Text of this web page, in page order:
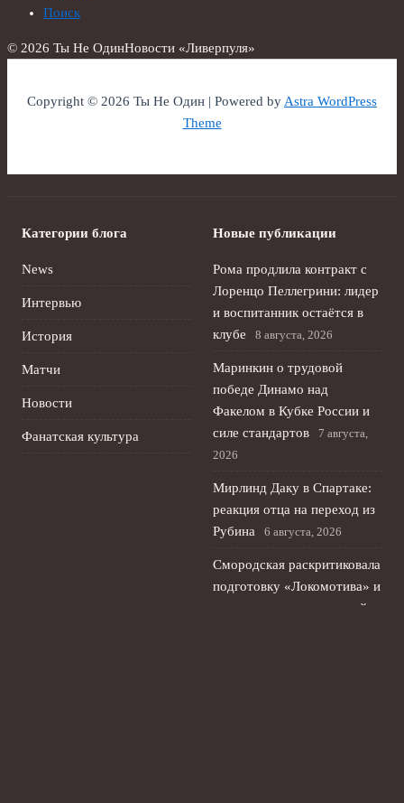
Поиск
© 2026 Ты Не ОдинНовости «Ливерпуля»
Copyright © 2026 Ты Не Один | Powered byAstra WordPress
Theme
Категории блога
News
Интервью
История
Матчи
Новости
Фанатская культура
Новые публикации
Рома продлила контракт с
Лоренцо Пеллегрини: лидер
и воспитанник остаётся в
клубе
8 августа, 2026
Маринкин о трудовой
победе Динамо над
Факелом в Кубке России и
силе стандартов
7 августа,
2026
Мирлинд Даку в Спартаке:
реакция отца на переход из
Рубина
6 августа, 2026
Смородская раскритиковала
подготовку «Локомотива» и
спрогнозировала трудный